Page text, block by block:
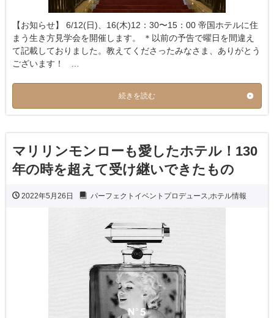
【お知らせ】 6/12(日)、16(木)12：30〜15：00 帝国ホテルに住
まう生き方見学会を開催します。 ＊以前の予告で曜日を間違え
て記載しておりました。教えてくださったみなさま、ありがとう
ございます！ …
続きを読む
マリリンモンローも愛したホテル！130
年の時を超えて受け継いできたもの
2022年5月26日 パーフェクトイベントプロデュース,ホテル情報